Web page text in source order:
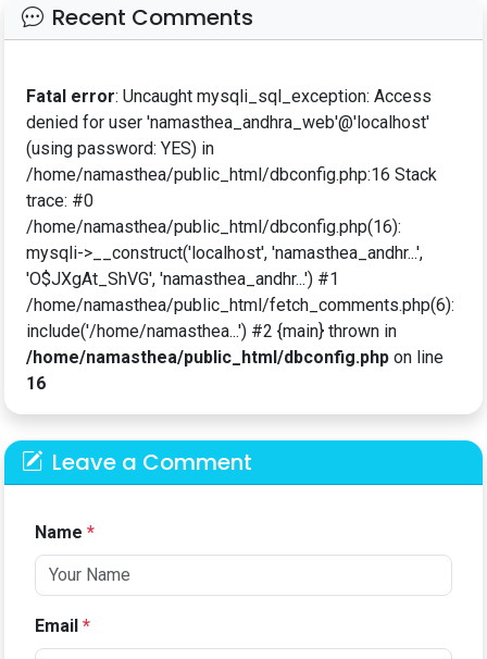
Recent Comments
Fatal error: Uncaught mysqli_sql_exception: Access
denied for user 'namasthea_andhra_web'@'localhost'
(using password: YES) in
/home/namasthea/public_html/dbconfig.php:16 Stack
trace: #0
/home/namasthea/public_html/dbconfig.php(16):
mysqli->__construct('localhost', 'namasthea_andhr...',
'O$JXgAt_ShVG', 'namasthea_andhr...') #1
/home/namasthea/public_html/fetch_comments.php(6):
include('/home/namasthea...') #2 {main} thrown in
/home/namasthea/public_html/dbconfig.php on line
16
Leave a Comment
Name *
Email *